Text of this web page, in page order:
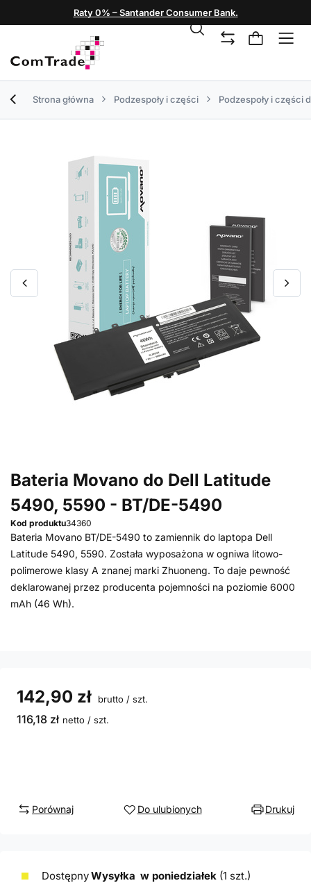
Raty 0% – Santander Consumer Bank.
Strona główna Podzespoły i części Podzespoły i części
Bateria Movano do Dell Latitude
5490, 5590 - BT/DE-5490
Kod produktu34360
Bateria Movano BT/DE-5490 to zamiennik do laptopa Dell
Latitude 5490, 5590. Została wyposażona w ogniwa litowo-
polimerowe klasy A znanej marki Zhuoneng. To daje pewność
deklarowanej przez producenta pojemności na poziomie 6000
mAh (46 Wh).
142,90 zł brutto / szt.
116,18 zł netto / szt.
Porównaj Do ulubionych Drukuj
DostępnyWysyłka w poniedziałek (1 szt.)